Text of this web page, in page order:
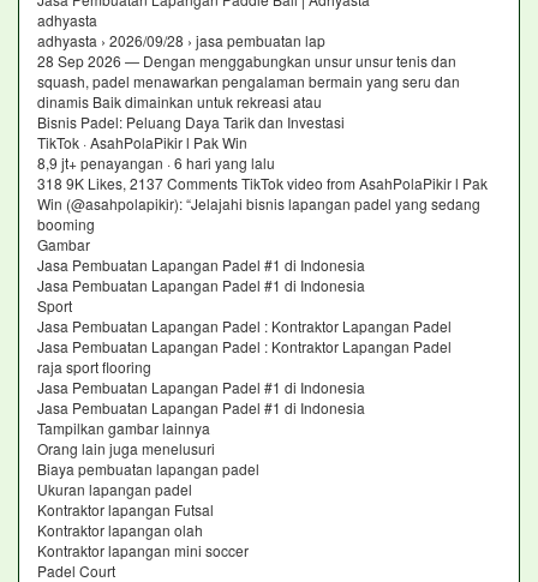
adhyasta
adhyasta › 2026/09/28 › jasa pembuatan lap
28 Sep 2026 — Dengan menggabungkan unsur unsur tenis dan
squash, padel menawarkan pengalaman bermain yang seru dan
dinamis Baik dimainkan untuk rekreasi atau
Bisnis Padel: Peluang Daya Tarik dan Investasi
TikTok · AsahPolaPikir l Pak Win
8,9 jt+ penayangan · 6 hari yang lalu
318 9K Likes, 2137 Comments TikTok video from AsahPolaPikir l Pak
Win (@asahpolapikir): “Jelajahi bisnis lapangan padel yang sedang
booming
Gambar
Jasa Pembuatan Lapangan Padel #1 di Indonesia
Jasa Pembuatan Lapangan Padel #1 di Indonesia
Sport
Jasa Pembuatan Lapangan Padel : Kontraktor Lapangan Padel
Jasa Pembuatan Lapangan Padel : Kontraktor Lapangan Padel
raja sport flooring
Jasa Pembuatan Lapangan Padel #1 di Indonesia
Jasa Pembuatan Lapangan Padel #1 di Indonesia
Tampilkan gambar lainnya
Orang lain juga menelusuri
Biaya pembuatan lapangan padel
Ukuran lapangan padel
Kontraktor lapangan Futsal
Kontraktor lapangan olah
Kontraktor lapangan mini soccer
Padel Court